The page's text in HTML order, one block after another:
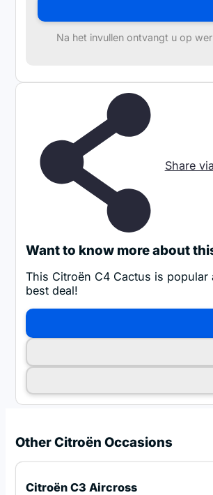
Na het invullen ontvangt u op
Share
Want to know more about
This Citroën C4 Cactus is
best deal!
Other Citroën Occasions
Citroën C3 Aircross